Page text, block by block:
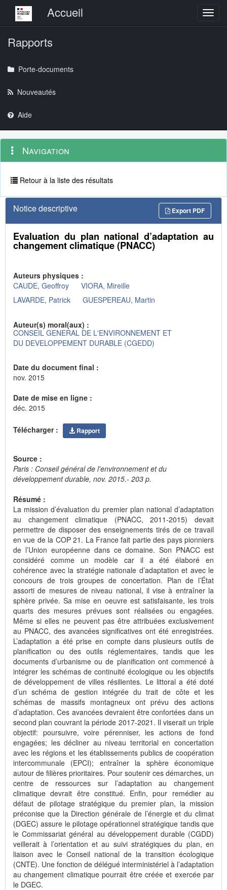
Menu principalAccueil
Rapports
Porte-documents
Nouveautés
Aide
Navigation
outils
Menu
contextuel
Navigation
Retour à la liste des résultats
Notice descriptive Export PDF
Evaluation du plan national d’adaptation au
changement climatique (PNACC)
Auteurs physiques :
CAUDE, Geoffroy
VIORA, Mireille
LAVARDE, Patrick
GUESPEREAU, Martin
Auteur(s) moral(aux) :
CONSEIL GENERAL DE L'ENVIRONNEMENT ET
DU DEVELOPPEMENT DURABLE (CGEDD)
Date du document final :
nov. 2015
Date de mise en ligne :
déc. 2015
Télécharger : Rapport
Source :
Paris : Conseil général de l'environnement et du
développement durable, nov. 2015.- 203 p.
Résumé :
La mission d’évaluation du premier plan national d’adaptation
au changement climatique (PNACC, 2011-2015) devait
permettre de disposer des enseignements tirés de ce travail
en vue de la COP 21. La France fait partie des pays pionniers
de l’Union européenne dans ce domaine. Son PNACC est
considéré comme un modèle car il a été élaboré en
cohérence avec la stratégie nationale d’adaptation et avec le
concours de trois groupes de concertation. Plan de l’État
assorti de mesures de niveau national, il vise à entraîner la
sphère privée. Sa mise en oeuvre est satisfaisante, les trois
quarts des mesures prévues sont réalisées ou engagées.
Même si elles ne peuvent pas être attribuées exclusivement
au PNACC, des avancées significatives ont été enregistrées.
L’adaptation a été prise en compte dans plusieurs outils de
planification ou des outils réglementaires, tandis que les
documents d’urbanisme ou de planification ont commencé à
intégrer les schémas de continuité écologique ou les objectifs
de développement de villes résilientes. Le littoral a été doté
d’un schéma de gestion intégrée du trait de côte et les
schémas de massifs montagneux ont prévu des actions
d’adaptation. Ces avancées devraient être confortées dans un
second plan couvrant la période 2017-2021. Il viserait un triple
objectif: poursuivre, voire pérenniser, les actions de fond
engagées; les décliner au niveau territorial en concertation
avec les régions et les établissements publics de coopération
intercommunale (EPCI); entraîner la sphère économique
autour de filières prioritaires. Pour soutenir ces démarches, un
centre de ressources sur l’adaptation au changement
climatique devrait être constitué. Enfin, pour remédier au
défaut de pilotage stratégique du premier plan, la mission
préconise que la Direction générale de l’énergie et du climat
(DGEC) assure le pilotage opérationnel stratégique tandis que
le Commissariat général au développement durable (CGDD)
veillerait à l’orientation et au suivi stratégiques du plan, en
liaison avec le Conseil national de la transition écologique
(CNTE). Une fonction de délégué interministériel à l’adaptation
au changement climatique pourrait être créée et exercée par
le DGEC.